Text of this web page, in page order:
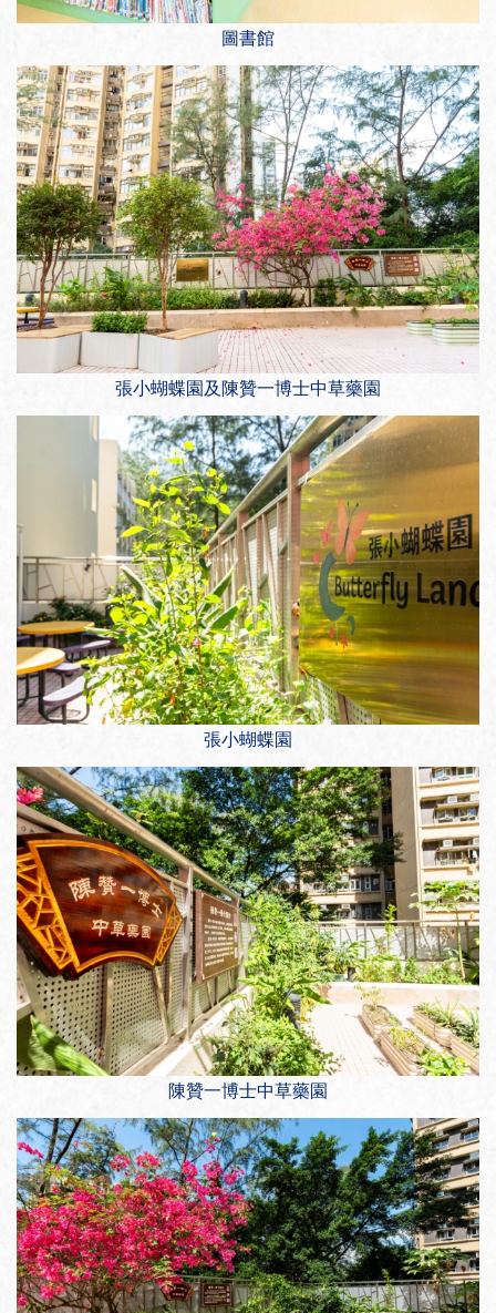
圖書館
張小蝴蝶園及陳贊一博士中草藥園
張小蝴蝶園
陳贊一博士中草藥園